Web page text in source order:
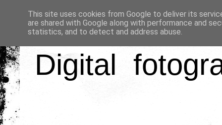
Digital
This site uses cookies from Google to deliver its
are shared with Google along with performance and
statistics, and to detect and address abuse.